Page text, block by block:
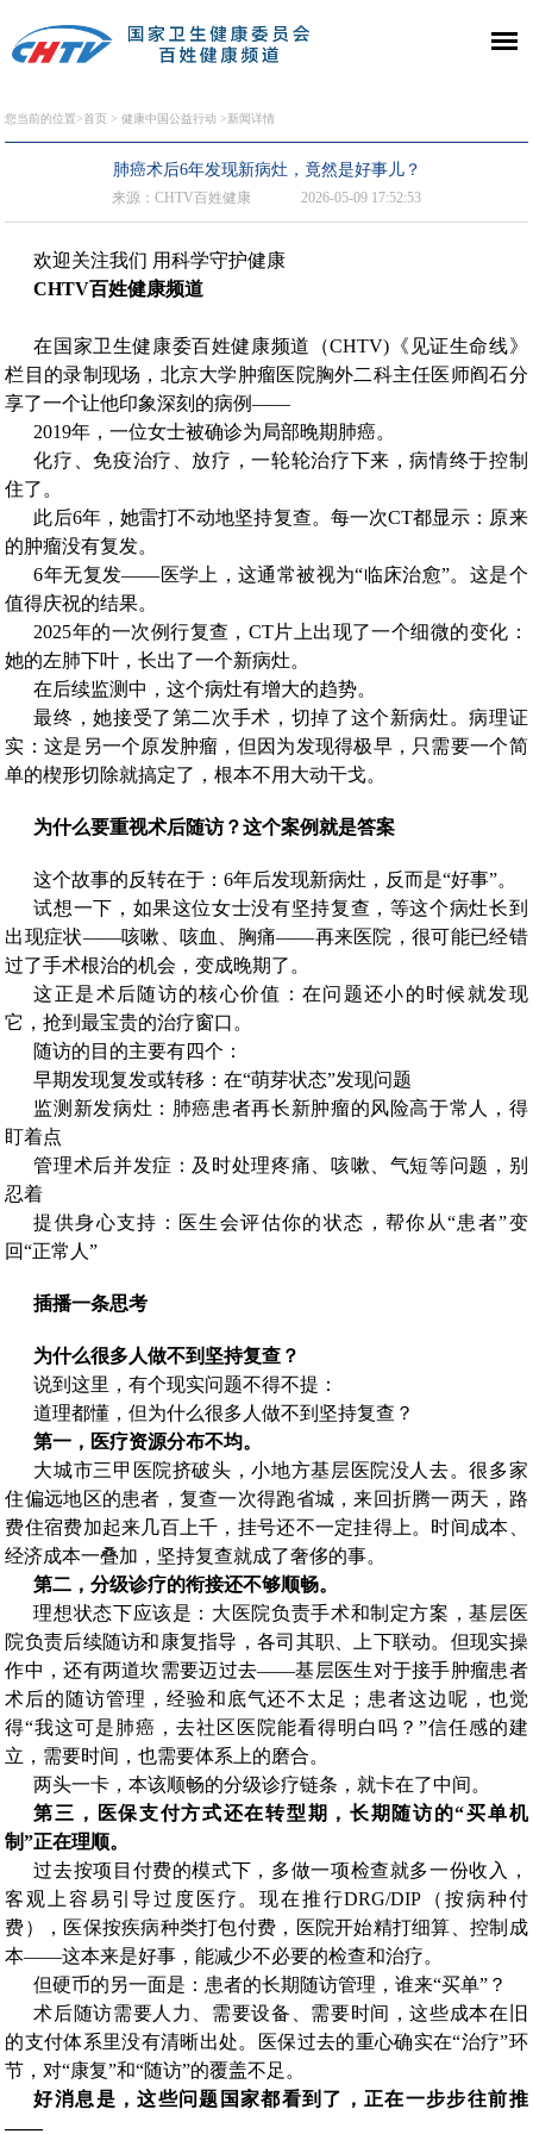
您当前的位置>首页 >健康中国公益行动 >新闻详情
肺癌术后6年发现新病灶，竟然是好事儿？
来源：CHTV百姓健康 2026-05-09 17:52:53
欢迎关注我们 用科学守护健康
CHTV百姓健康频道
在国家卫生健康委百姓健康频道（CHTV)《见证生命线》
栏目的录制现场，北京大学肿瘤医院胸外二科主任医师阎石分
享了一个让他印象深刻的病例——
2019年，一位女士被确诊为局部晚期肺癌。
化疗、免疫治疗、放疗，一轮轮治疗下来，病情终于控制
住了。
此后6年，她雷打不动地坚持复查。每一次CT都显示：原来
的肿瘤没有复发。
6年无复发——医学上，这通常被视为“临床治愈”。这是个
值得庆祝的结果。
2025年的一次例行复查，CT片上出现了一个细微的变化：
她的左肺下叶，长出了一个新病灶。
在后续监测中，这个病灶有增大的趋势。
最终，她接受了第二次手术，切掉了这个新病灶。病理证
实：这是另一个原发肿瘤，但因为发现得极早，只需要一个简
单的楔形切除就搞定了，根本不用大动干戈。
为什么要重视术后随访？这个案例就是答案
这个故事的反转在于：6年后发现新病灶，反而是“好事”。
试想一下，如果这位女士没有坚持复查，等这个病灶长到
出现症状——咳嗽、咳血、胸痛——再来医院，很可能已经错
过了手术根治的机会，变成晚期了。
这正是术后随访的核心价值：在问题还小的时候就发现
它，抢到最宝贵的治疗窗口。
随访的目的主要有四个：
早期发现复发或转移：在“萌芽状态”发现问题
监测新发病灶：肺癌患者再长新肿瘤的风险高于常人，得
盯着点
管理术后并发症：及时处理疼痛、咳嗽、气短等问题，别
忍着
提供身心支持：医生会评估你的状态，帮你从“患者”变
回“正常人”
插播一条思考
为什么很多人做不到坚持复查？
说到这里，有个现实问题不得不提：
道理都懂，但为什么很多人做不到坚持复查？
第一，医疗资源分布不均。
大城市三甲医院挤破头，小地方基层医院没人去。很多家
住偏远地区的患者，复查一次得跑省城，来回折腾一两天，路
费住宿费加起来几百上千，挂号还不一定挂得上。时间成本、
经济成本一叠加，坚持复查就成了奢侈的事。
第二，分级诊疗的衔接还不够顺畅。
理想状态下应该是：大医院负责手术和制定方案，基层医
院负责后续随访和康复指导，各司其职、上下联动。但现实操
作中，还有两道坎需要迈过去——基层医生对于接手肿瘤患者
术后的随访管理，经验和底气还不太足；患者这边呢，也觉
得“我这可是肺癌，去社区医院能看得明白吗？”信任感的建
立，需要时间，也需要体系上的磨合。
两头一卡，本该顺畅的分级诊疗链条，就卡在了中间。
第三，医保支付方式还在转型期，长期随访的“买单机
制”正在理顺。
过去按项目付费的模式下，多做一项检查就多一份收入，
客观上容易引导过度医疗。现在推行DRG/DIP（按病种付
费），医保按疾病种类打包付费，医院开始精打细算、控制成
本——这本来是好事，能减少不必要的检查和治疗。
但硬币的另一面是：患者的长期随访管理，谁来“买单”？
术后随访需要人力、需要设备、需要时间，这些成本在旧
的支付体系里没有清晰出处。医保过去的重心确实在“治疗”环
节，对“康复”和“随访”的覆盖不足。
好消息是，这些问题国家都看到了，正在一步步往前推
——